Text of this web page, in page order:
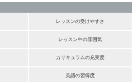
レッスンの受けやすさ
レッスン中の雰囲気
カリキュラムの充実度
英語の習得度